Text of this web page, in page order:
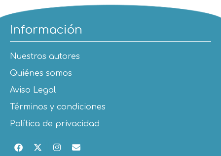
Información
Nuestros autores
Quiénes somos
Aviso Legal
Términos y condiciones
Política de privacidad